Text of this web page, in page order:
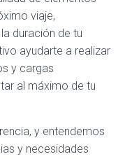
viaje,
duración de tu
ayudarte a realizar
y cargas
al máximo de tu
y entendemos
y necesidades